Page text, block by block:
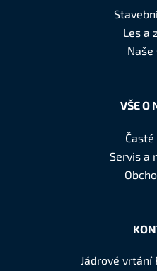
Les a
VŠE O
Servis a
Jádrové vrtání